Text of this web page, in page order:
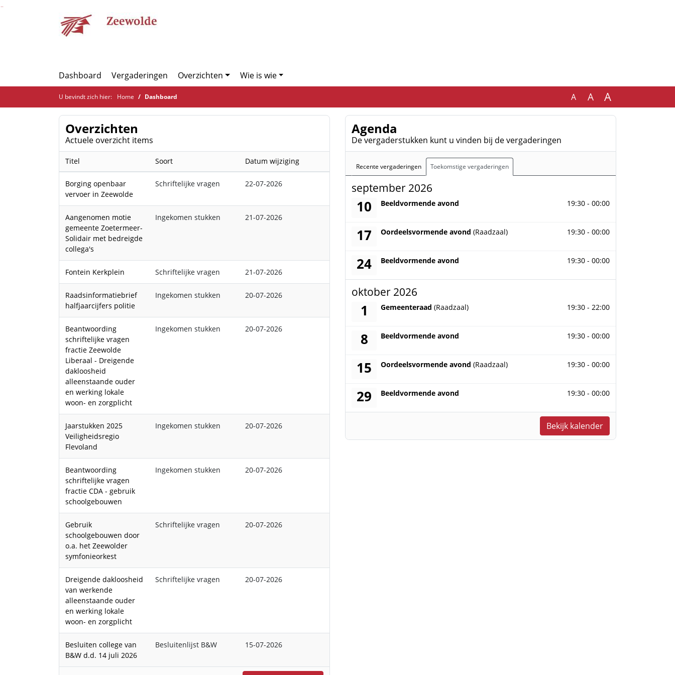
Ga naar de inhoud van deze pagina
Dashboard Vergaderingen Overzichten Wie is wie
U bevindt zich hier: Home Dashboard A A A
Overzichten
Actuele overzicht items
Titel Soort Datum wijziging
Borging openbaar
vervoer in Zeewolde
Schriftelijke vragen 22-07-2026
Aangenomen motie
gemeente Zoetermeer-
Solidair met bedreigde
collega's
Ingekomen stukken 21-07-2026
Fontein Kerkplein Schriftelijke vragen 21-07-2026
Raadsinformatiebrief
halfjaarcijfers politie
Ingekomen stukken 20-07-2026
Beantwoording
schriftelijke vragen
fractie Zeewolde
Liberaal - Dreigende
dakloosheid
alleenstaande ouder
en werking lokale
woon- en zorgplicht
Ingekomen stukken 20-07-2026
Jaarstukken 2025
Veiligheidsregio
Flevoland
Ingekomen stukken 20-07-2026
Beantwoording
schriftelijke vragen
fractie CDA - gebruik
schoolgebouwen
Ingekomen stukken 20-07-2026
Gebruik
schoolgebouwen door
o.a. het Zeewolder
symfonieorkest
Schriftelijke vragen 20-07-2026
Dreigende dakloosheid
van werkende
alleenstaande ouder
en werking lokale
woon- en zorgplicht
Schriftelijke vragen 20-07-2026
Besluiten college van
B&W d.d. 14 juli 2026
Besluitenlijst B&W 15-07-2026
Agenda
De vergaderstukken kunt u vinden bij de vergaderingen
Recente vergaderingen Toekomstige vergaderingen
september 2026
10 Beeldvormende avond
donderdag 10 september 2026 19:30 - 00:00
17 Oordeelsvormende avond (Raadzaal)
donderdag 17 september 2026 19:30 - 00:00
24 Beeldvormende avond
donderdag 24 september 2026 19:30 - 00:00
oktober 2026
1 Gemeenteraad (Raadzaal)
donderdag 1 oktober 2026 19:30 - 22:00
8 Beeldvormende avond
donderdag 8 oktober 2026 19:30 - 00:00
15 Oordeelsvormende avond (Raadzaal)
donderdag 15 oktober 2026 19:30 - 00:00
29 Beeldvormende avond
donderdag 29 oktober 2026 19:30 - 00:00
Bekijk kalender